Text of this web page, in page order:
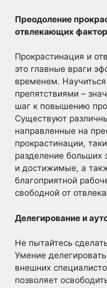
Преодоление
отвлекающих
Прокрастинация и
это главные враги
временем.
препятствиями –
шаг к повышению
Существуют
направленные на
прокрастинации,
разделение больших
и достижимые, а
благоприятной
свободной от
Делегирование и
Не пытайтесь
Умение
внешних
позволяет